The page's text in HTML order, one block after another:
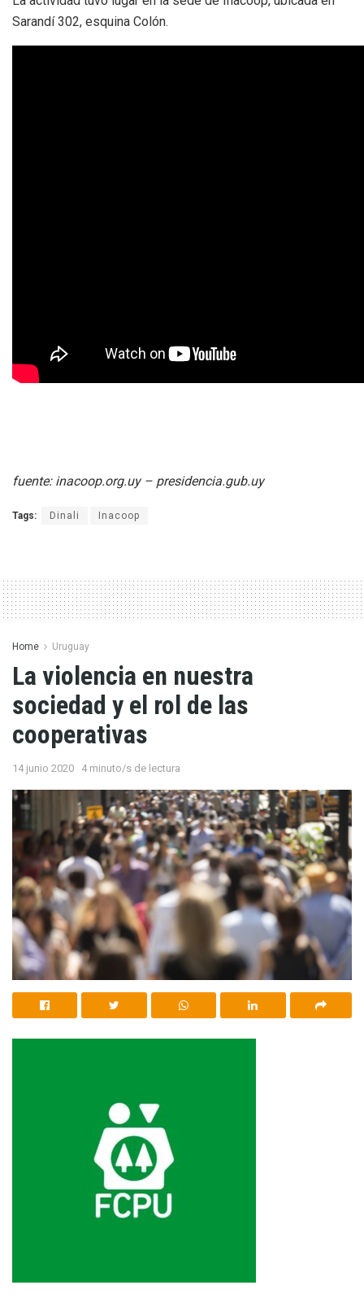
Sarandí 302, esquina Colón.
fuente: inacoop.org.uy – presidencia.gub.uy
Tags: Dinali Inacoop
Home Uruguay
La violencia en nuestra
sociedad y el rol de las
cooperativas
14 junio 2020 4 minuto/s de lectura